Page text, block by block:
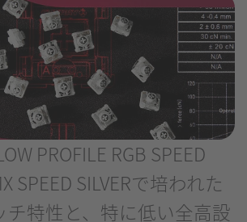
PROFILE RGB SPEED
SPEED SILVERで培われた
チ特性と、特に低い全高設